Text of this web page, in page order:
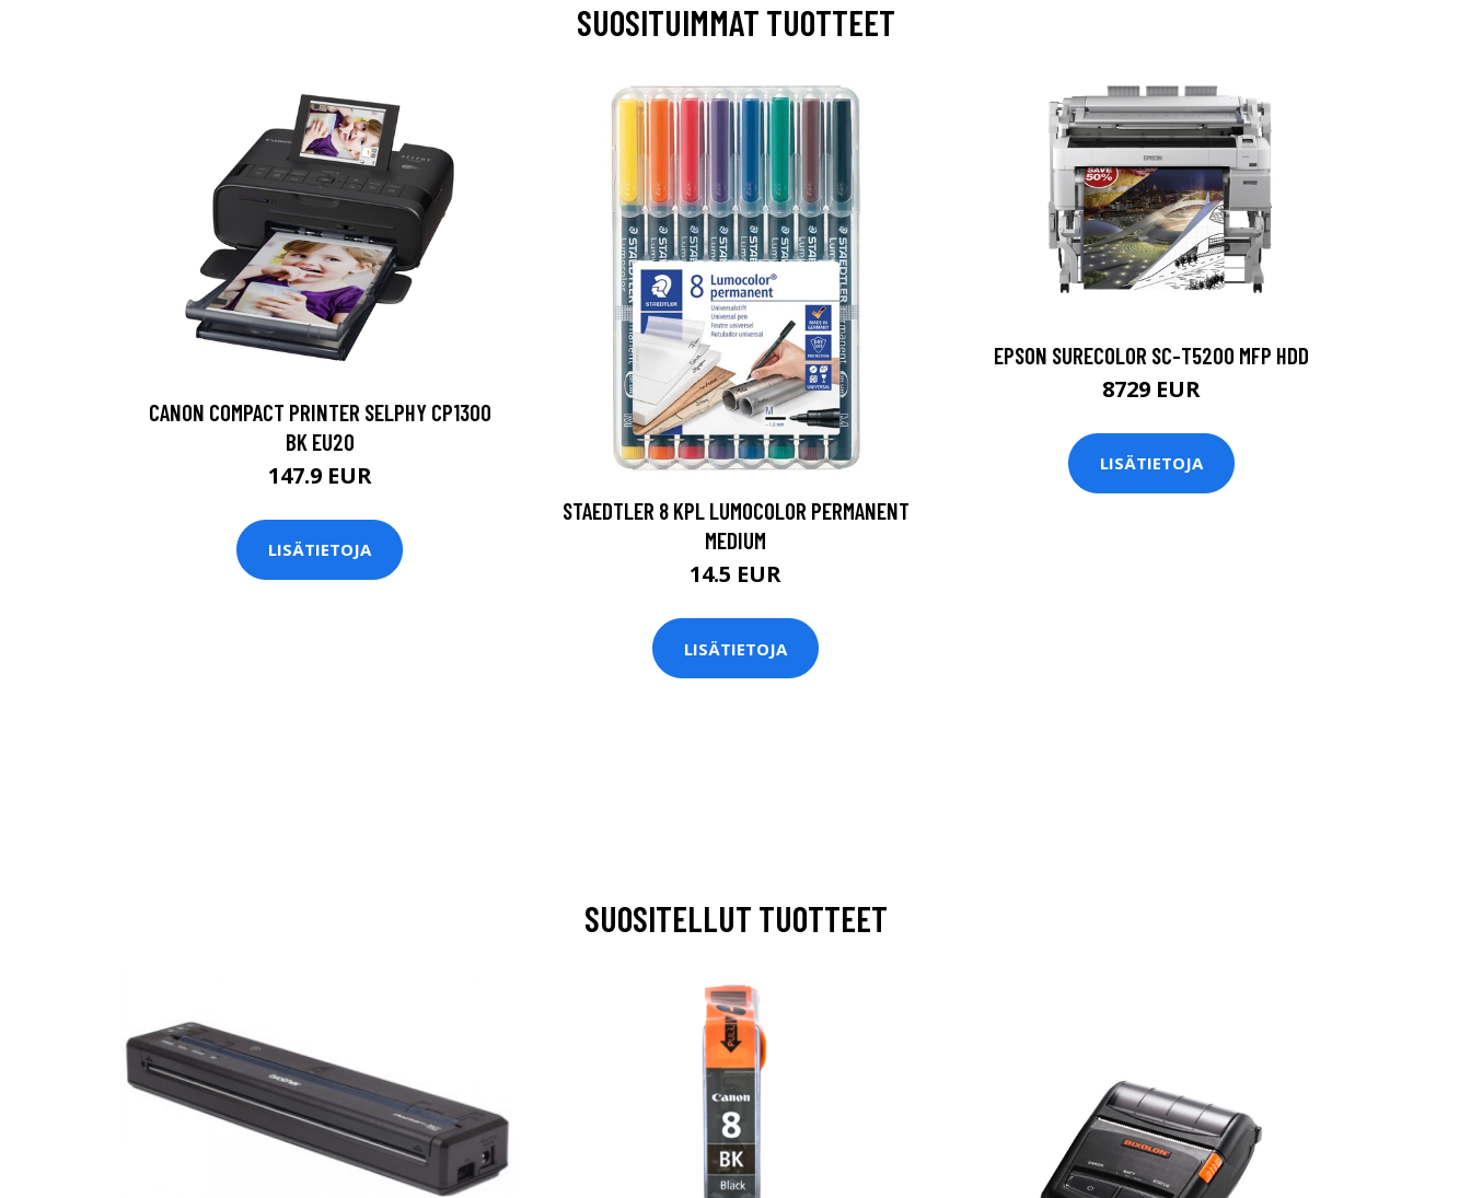
SUOSITUIMMAT TUOTTEET
CANON COMPACT PRINTER SELPHY CP1300
BK EU20
147.9 EUR
LISÄTIETOJA
STAEDTLER 8 KPL LUMOCOLOR PERMANENT
MEDIUM
14.5 EUR
LISÄTIETOJA
EPSON SURECOLOR SC-T5200 MFP HDD
8729 EUR
LISÄTIETOJA
SUOSITELLUT TUOTTEET